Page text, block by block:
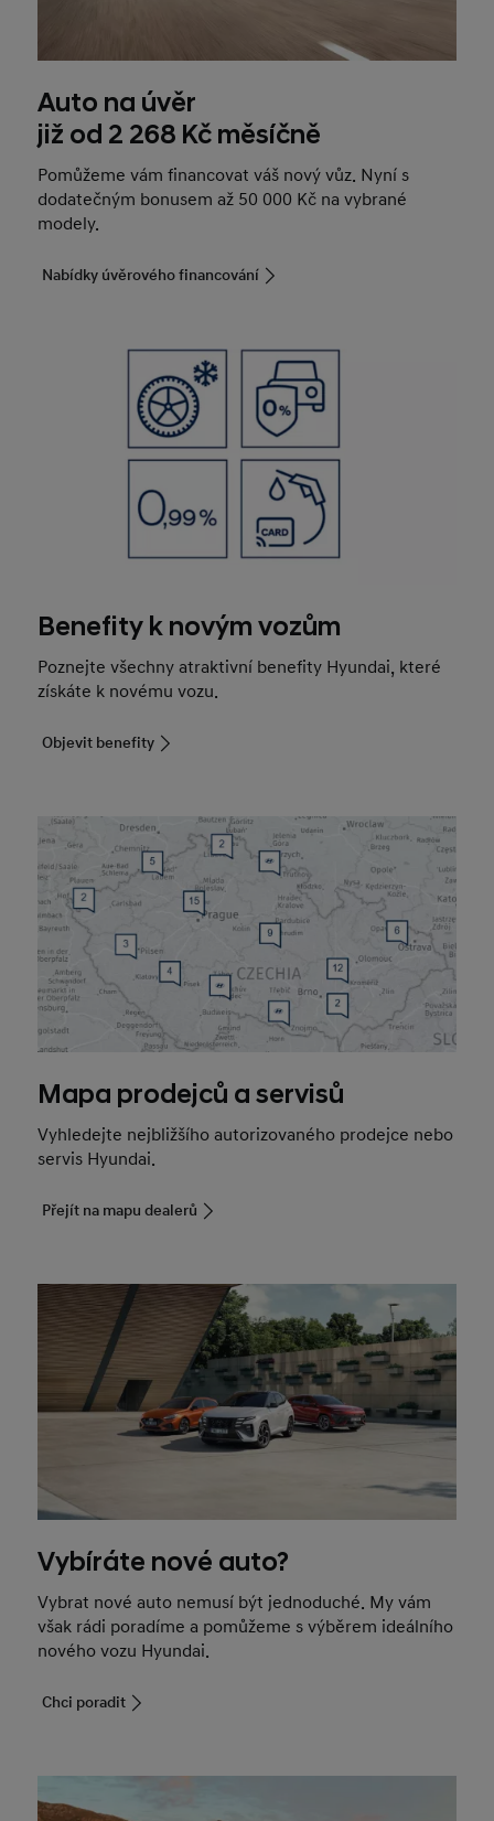
Auto na úvěr
již od 2 268 Kč měsíčně
Pomůžeme vám financovat váš nový vůz. Nyní s
dodatečným bonusem až 50 000 Kč na vybrané
modely.
Nabídky úvěrového financování
Benefity k novým vozům
Poznejte všechny atraktivní benefity Hyundai, které
získáte k novému vozu.
Objevit benefity
Mapa prodejců a servisů
Vyhledejte nejbližšího autorizovaného prodejce nebo
servis Hyundai.
Přejít na mapu dealerů
Vybíráte nové auto?
Vybrat nové auto nemusí být jednoduché. My vám
však rádi poradíme a pomůžeme s výběrem ideálního
nového vozu Hyundai.
Chci poradit